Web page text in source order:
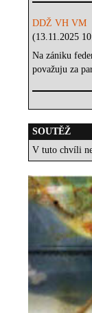
DDŽ VH VM
(13.11.2025
Na zániku
považuju za
SOUTĚŽ
V tuto chvíli